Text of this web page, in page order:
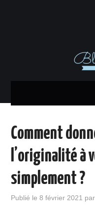
MAISON
Comment
l’originalité à
simplement ?
Publié le8 février 2021 par